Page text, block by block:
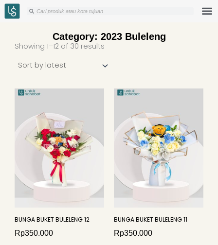
Skip
to
Search
Search
Category: 2023 Buleleng
Showing 1–12 of 30 results
BUNGA BUKET BULELENG 12
Rp350.000
BUNGA BUKET BULELENG 11
Rp350.000